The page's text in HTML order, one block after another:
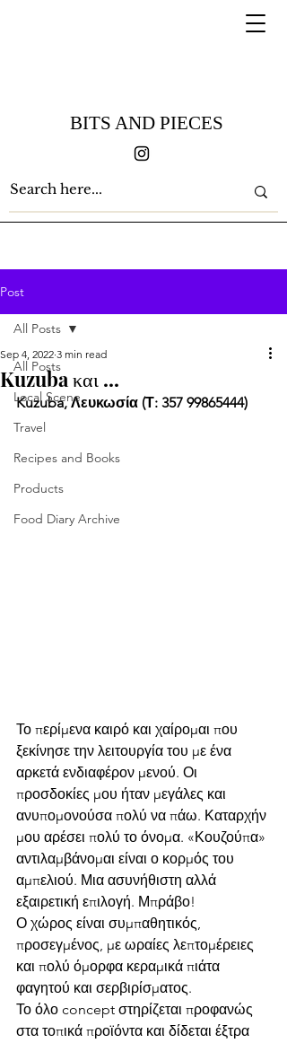
BITS AND PIECES
Post
All Posts
Local Scene
Travel
Recipes and Books
Products
Food Diary Archive
All Posts
Kuzuba και ...
Sep 4, 2022 3 min read
Kuzuba, Λευκωσία (Τ: 357 99865444)
Το περίμενα καιρό και χαίρομαι που
ξεκίνησε την λειτουργία του με ένα
αρκετά ενδιαφέρον μενού. Οι
προσδοκίες μου ήταν μεγάλες και
ανυπομονούσα πολύ να πάω. Καταρχήν
μου αρέσει πολύ το όνομα. «Κουζούπα»
αντιλαμβάνομαι είναι ο κορμός του
αμπελιού. Μια ασυνήθιστη αλλά
εξαιρετική επιλογή. Μπράβο!
Ο χώρος είναι συμπαθητικός,
προσεγμένος, με ωραίες λεπτομέρειες
και πολύ όμορφα κεραμικά πιάτα
φαγητού και σερβιρίσματος.
Το όλο concept στηρίζεται προφανώς
στα τοπικά προϊόντα και δίδεται έξτρα